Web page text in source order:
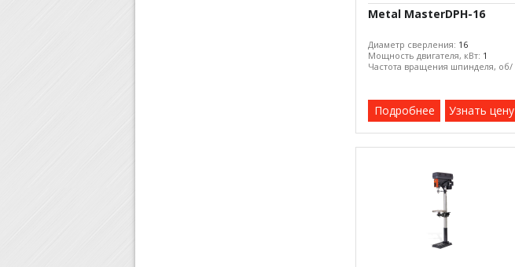
Metal MasterDPH-16
Диаметр сверления: 16
Мощность двигателя, кВт: 1
Частота вращения шпинделя, об/
Подробнее Узнать цену